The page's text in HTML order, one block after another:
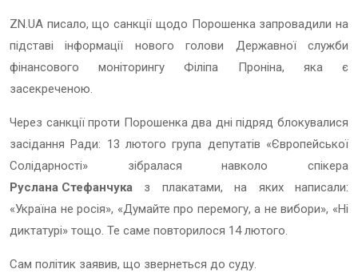
ZN.UA писало, що санкції щодо Порошенка запровадили на
підставі інформації нового голови Державної служби
фінансового моніторингу Філіпа Проніна, яка є
засекреченою.
Через санкції проти Порошенка два дні підряд блокувалися
засідання Ради: 13 лютого група депутатів «Європейської
Солідарності» зібралася навколо спікера
Руслана Стефанчука з плакатами, на яких написали:
«Україна не росія», «Думайте про перемогу, а не вибори», «Ні
диктатурі» тощо. Те саме повторилося 14 лютого.
Сам політик заявив, що звернеться до суду.